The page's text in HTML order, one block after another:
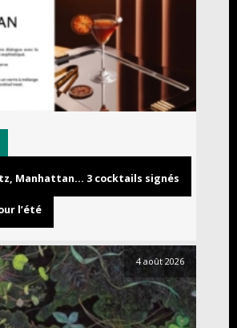
Manhattan… 3 cocktails signés
l’été
4 août 2026